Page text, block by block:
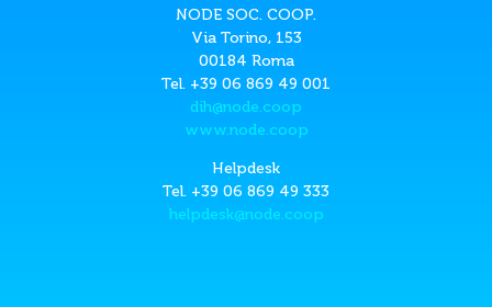
NODE SOC. COOP.
Via Torino, 153
00184 Roma
Tel. +39 06 869 49 001
dih@node.coop
www.node.coop
Helpdesk
Tel. +39 06 869 49 333
helpdesk@node.coop